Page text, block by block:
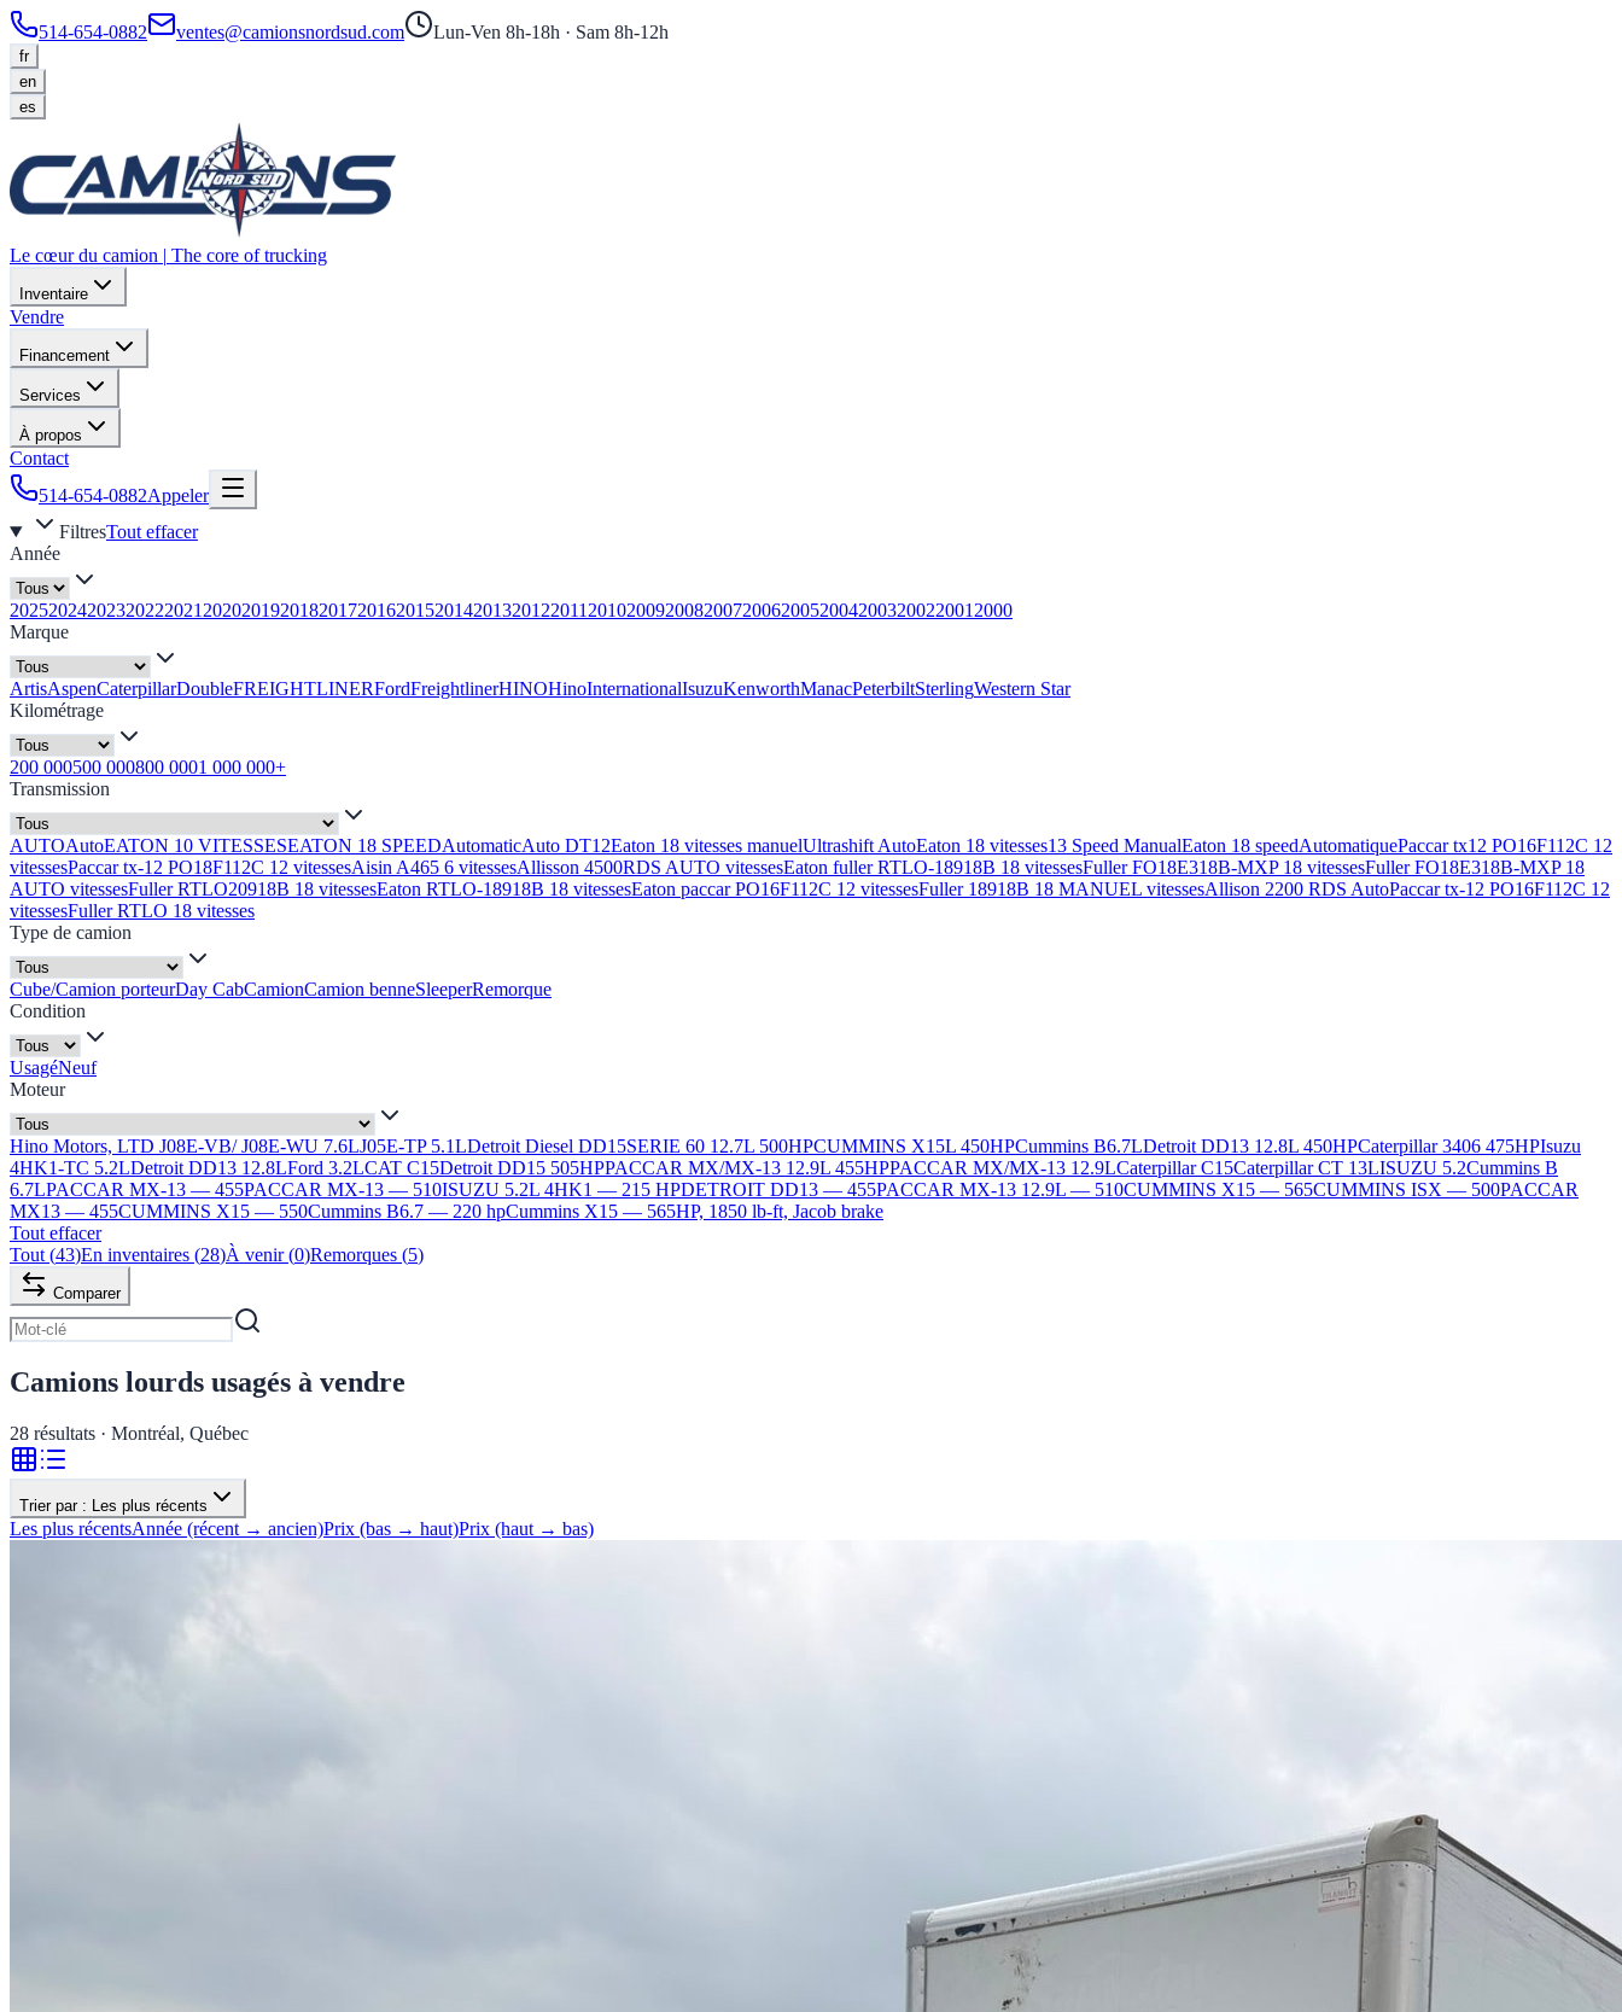
514-654-0882 ventes@camionsnordsud.com Lun-Ven 8h-18h · Sam 8h-12h
fr
en
es
Le cœur du camion | The core of trucking
Inventaire
Vendre
Financement
Services
À propos
Contact
514-654-0882Appeler
FiltresTout effacer
Année
20252024202320222021 2020201920182017201620152014201320122011 2010200920082007200620052004200320022001 2000
Marque
ArtisAspenCaterpillarDoubleFREIGHTLINERFordFreightlinerHINOHinoInternationalIsuzuKenworthManacPeterbiltSterlingWestern Star
Kilométrage
200 000500 000800 0001 000 000+
Transmission
AUTOAutoEATON 10 VITESSESEATON 18 SPEEDAutomaticAuto DT12Eaton 18 vitesses manuelUltrashift AutoEaton 18 vitesses13 Speed ManualEaton 18 speedAutomatiquePaccar tx12 PO16F112C 12
vitessesPaccar tx-12 PO18F112C 12 vitessesAisin A465 6 vitessesAllisson 4500RDS AUTO vitessesEaton fuller RTLO-18918B 18 vitessesFuller FO18E318B-MXP 18 vitessesFuller FO18E318B-MXP 18
AUTO vitessesFuller RTLO20918B 18 vitessesEaton RTLO-18918B 18 vitessesEaton paccar PO16F112C 12 vitessesFuller 18918B 18 MANUEL vitessesAllison 2200 RDS AutoPaccar tx-12 PO16F112C 12
vitessesFuller RTLO 18 vitesses
Type de camion
Cube/Camion porteurDay CabCamionCamion benneSleeperRemorque
Condition
UsagéNeuf
Moteur
Hino Motors, LTD J08E-VB/ J08E-WU 7.6LJ05E-TP 5.1LDetroit Diesel DD15SERIE 60 12.7L 500HPCUMMINS X15L 450HPCummins B6.7LDetroit DD13 12.8L 450HPCaterpillar 3406 475HPIsuzu
4HK1-TC 5.2LDetroit DD13 12.8LFord 3.2LCAT C15Detroit DD15 505HPPACCAR MX/MX-13 12.9L 455HPPACCAR MX/MX-13 12.9LCaterpillar C15Caterpillar CT 13LISUZU 5.2Cummins B
6.7LPACCAR MX-13 — 455PACCAR MX-13 — 510ISUZU 5.2L 4HK1 — 215 HPDETROIT DD13 — 455PACCAR MX-13 12.9L — 510CUMMINS X15 — 565CUMMINS ISX — 500PACCAR
MX13 — 455CUMMINS X15 — 550Cummins B6.7 — 220 hpCummins X15 — 565HP, 1850 lb-ft, Jacob brake
Tout effacer
Tout (43)En inventaires (28)À venir (0)Remorques (5)
Comparer
Camions lourds usagés à vendre
28 résultats · Montréal, Québec
Trier par : Les plus récents
Les plus récentsAnnée (récent → ancien)Prix (bas → haut)Prix (haut → bas)